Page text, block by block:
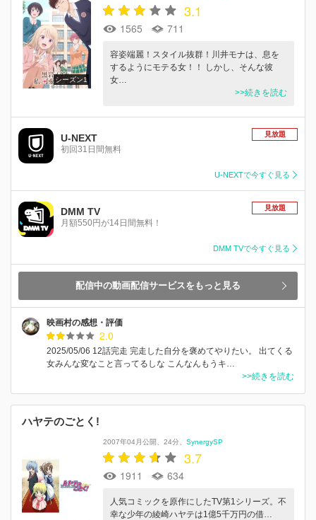
シーズン1
3.1
1565 711
容姿端麗！スタイル抜群！川井モナは、息を
するようにモテる女！！ しかし、そんな彼
女…
>>続きを読む
U-NEXT
初回31日間無料
見放題
U-NEXTで今すぐ見る
DMM TV
月額550円が14日間無料！
見放題
DMM TVで今すぐ見る
配信中の動画配信サービスをもっと見る
映画村の感想・評価
2.0
2025/05/06 12話完走 完走した自分を褒めてやりたい。 出てくる
女みんな変なこと言ってるしな こんなんもうキ…
>>続きを読む
ハヤテのごとく!
2007年04月公開 24分 SynergySP
3.7
1911 634
人気コミックを原作にしたTV第1シリーズ。不
幸な少年の綾崎ハヤテは1億5千万円の借…